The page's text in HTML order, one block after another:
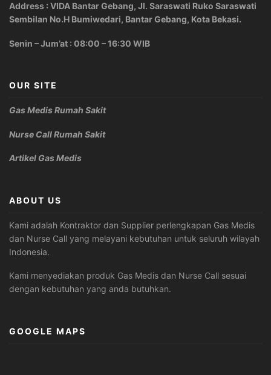
Address : VIDA Bantar Gebang, Jl. Saraswati Ruko Saraswati
Sembilan No.H Bumiwedari, Bantar Gebang, Kota Bekasi.
Senin – Jum’at : 08:00 – 16:30 WIB
OUR SITE
Gas Medis Rumah Sakit
Nurse Call Rumah Sakit
Artikel Gas Medis
ABOUT US
Kami adalah Kontraktor dan Supplier perlengkapan Gas Medis
dan Nurse Call yang melayani kebutuhan untuk seluruh wilayah
Indonesia.
Kami menyediakan produk Gas Medis dan Nurse Call sesuai
dengan kebutuhan yang anda butuhkan.
GOOGLE MAPS